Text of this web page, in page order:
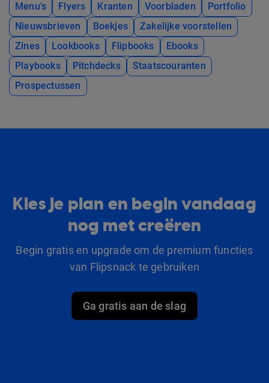
Menu's
Flyers Kranten Voorbladen
Portfolio
Nieuwsbrieven
Boekjes
Zakelijke voorstellen
Zines
Lookbooks Flipbooks
Ebooks
Playbooks
Pitchdecks
Staatscouranten
Prospectussen
Kies je plan en begin vandaag
nog met creëren
Begin gratis en upgrade om de premium functies
van Flipsnack te gebruiken
Ga gratis aan de slag